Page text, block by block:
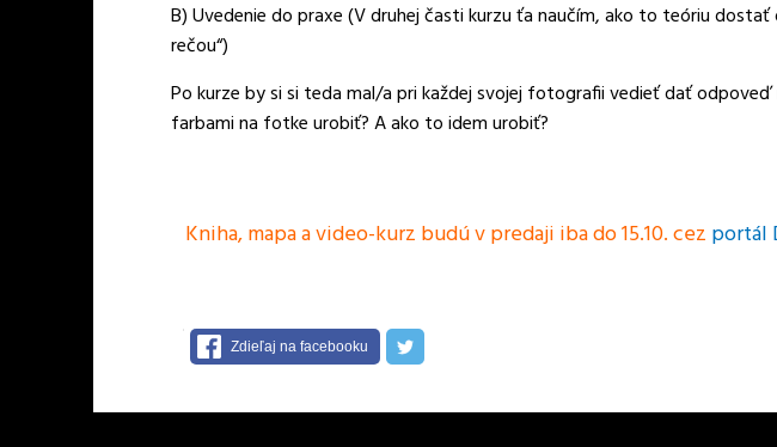
B) Uvedenie do praxe (V druhej časti kurzu ťa naučím, ako to teóriu
rečou“)
Po kurze by si si teda mal/a pri každej svojej fotografii vedieť dať
farbami na fotke urobiť? A ako to idem urobiť?
Kniha, mapa a video-kurz budú v predaji iba do 15.10. cez portál
Zdieľaj na facebooku